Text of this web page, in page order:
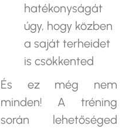
hatékonyságát
úgy, hogy közben
a saját terheidet
is csökkented
És ez még nem
minden! A tréning
során lehetőséged